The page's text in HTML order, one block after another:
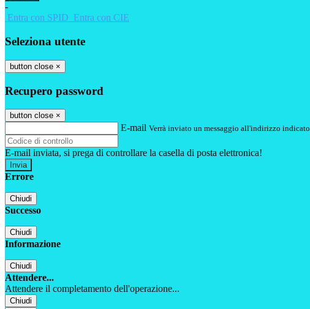
-
Entra con SPID Entra con CIE
Seleziona utente
button close ×
Recupero password
button close ×
E-mail Verrà inviato un messaggio all'indirizzo
E-mail inviata, si prega di controllare la casella di posta elettronica!
Errore
Chiudi
Successo
Chiudi
Informazione
Chiudi
Attendere...
Attendere il completamento dell'operazione...
Chiudi